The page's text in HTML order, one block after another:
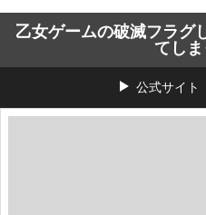
乙女ゲームの破滅フラグ
てし
公式サイト